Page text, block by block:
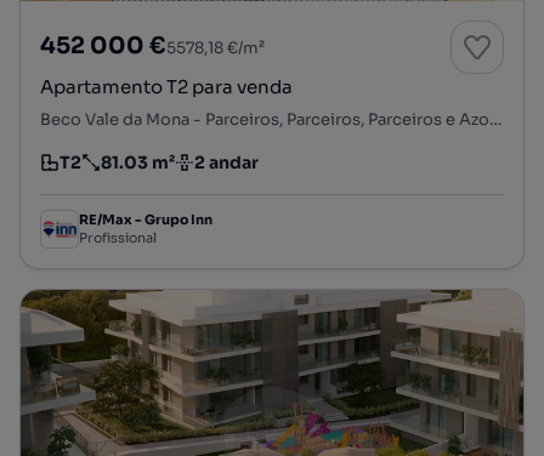
452 000 €5578,18 €/m²
Apartamento T2 para venda
Beco Vale da Mona - Parceiros, Parceiros, Parceiros e Azoia, Leiria, Leiria
Tipologia
T2
Preço por metro quadrado
81.03 m²
Andar 2 andar
RE/Max - Grupo Inn
Profissional